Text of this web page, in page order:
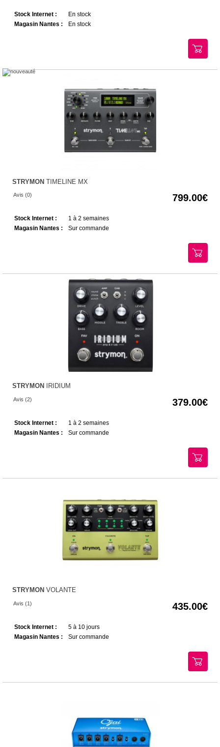
Stock Internet :
En stock
Magasin Nantes :
En stock
STRYMON TIMELINE MX
Avis (0) 799.00
Stock Internet :
1 à 2 semaines
Magasin Nantes :
Sur commande
STRYMON IRIDIUM
Avis (2) 379.00
Stock Internet :
1 à 2 semaines
Magasin Nantes :
Sur commande
STRYMON VOLANTE
Avis (1) 435.00
Stock Internet :
5 à 10 jours
Magasin Nantes :
Sur commande